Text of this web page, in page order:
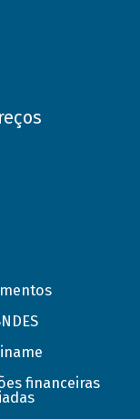
financeiras